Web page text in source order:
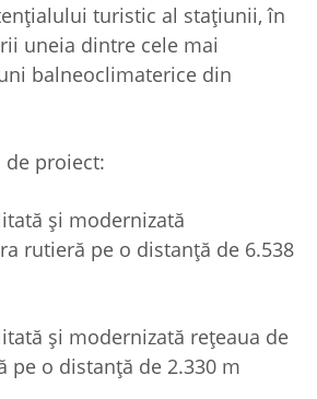
turistic al stațiunii, în
uneia dintre cele mai
balneoclimaterice din
de proiect:
și modernizată
rutieră pe o distanță de 6.538
și modernizată rețeaua de
pe o distanță de 2.330 m